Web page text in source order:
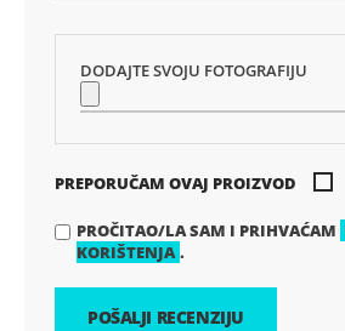
DODAJTE SVOJU FOTOGRAFIJU
PREPORUČAM OVAJ PROIZVOD
PROČITAO/LA SAM I PRIHVAĆAM
KORIŠTENJA .
POŠALJI RECENZIJU